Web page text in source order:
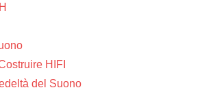
HIFI
del Suono